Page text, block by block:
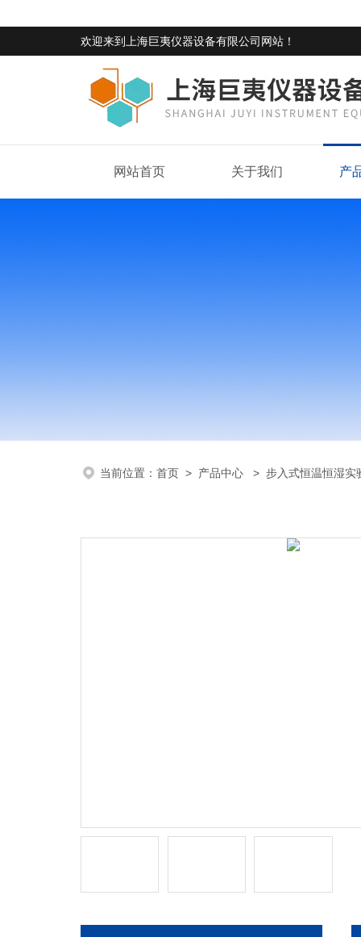
欢迎来到 上海巨夷仪器设备有限公司网站 ！
网站首页 关于我们 产
当前位置： 首页 > 产品中心 > 步入式恒温恒湿实